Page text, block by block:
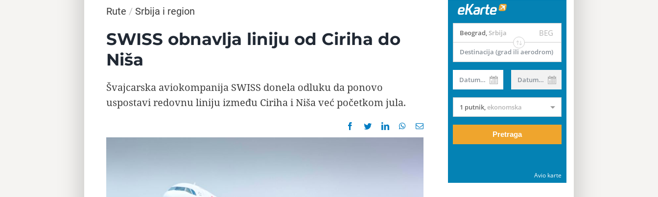
Rute / Srbija i region
SWISS obnavlja liniju od Ciriha do
Niša
Švajcarska aviokompanija SWISS donela odluku da ponovo
uspostavi redovnu liniju između Ciriha i Niša već početkom jula.
Beograd, Srbija BEG
Destinacija (grad ili aerodrom)
Datum od Datum do
1 putnik,ekonomska
Pretraga
Avio karte